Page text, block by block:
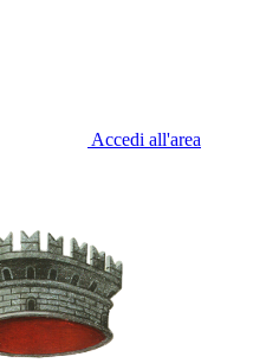
Accedi all'area